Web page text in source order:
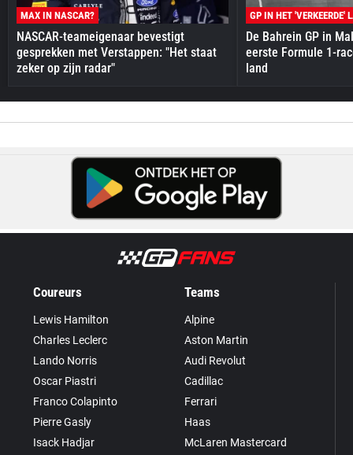
MAX IN NASCAR?
NASCAR-teameigenaar bevestigt
gesprekken met Verstappen: "Het staat
zeker op zijn radar"
GP IN HET 'VERKEERDE'
De Bahrein GP in
eerste Formule 1-
land
Coureurs
Lewis Hamilton
Charles Leclerc
Lando Norris
Oscar Piastri
Franco Colapinto
Pierre Gasly
Isack Hadjar
Teams
Alpine
Aston Martin
Audi Revolut
Cadillac
Ferrari
Haas
McLaren Mastercard